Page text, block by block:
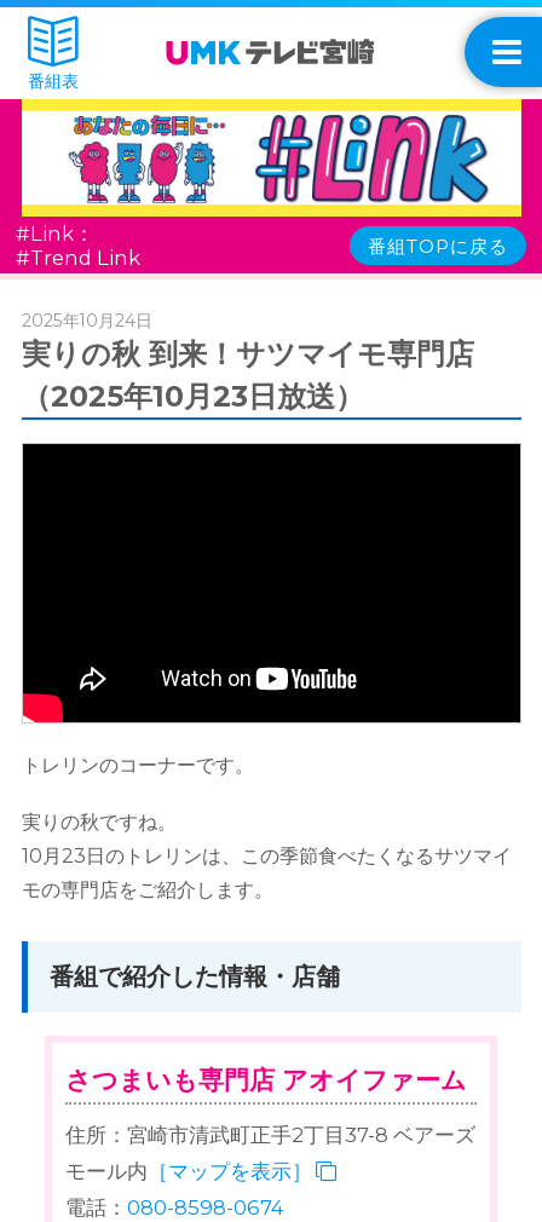
番組表
#Link：
#Trend Link
番組TOPに戻る
2025年10月24日
実りの秋 到来！サツマイモ専門店
（2025年10月23日放送）
トレリンのコーナーです。
実りの秋ですね。
10月23日のトレリンは、この季節食べたくなるサツマイ
モの専門店をご紹介します。
番組で紹介した情報・店舗
さつまいも専門店 アオイファーム
住所：宮崎市清武町正手2丁目37-8 ベアーズ
モール内 ［マップを表示］
電話：080-8598-0674